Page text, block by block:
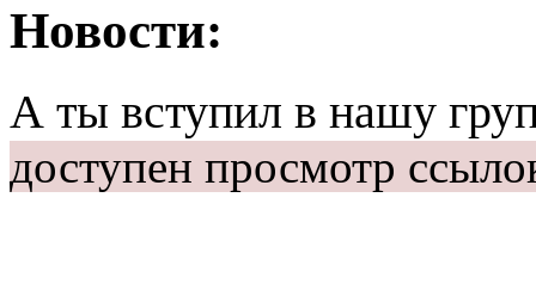
Новости:
А ты вступил в нашу
доступен просмотр